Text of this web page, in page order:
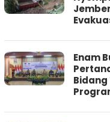
Enam